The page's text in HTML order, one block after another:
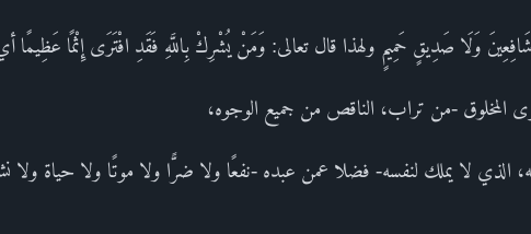
وَلَا صَدِيقٍ حَمِيمٍ ولهذا قال تعالى: وَمَنْ يُشْرِكْ بِاللَّهِ فَقَدِ افْتَرَى إِثْمًا عَظِيمًا
المخلوق -من تراب، الناقص من جميع الوجوه،
الذي لا يملك لنفسه- فضلا عمن عبده -نفعًا ولا ضرًّا ولا موتًا ولا حياة ولا